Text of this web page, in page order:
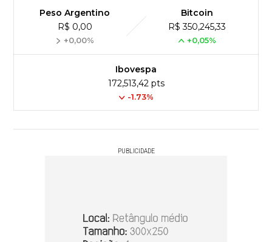
Peso Argentino
R$ 0,00
+0,00%
Bitcoin
R$ 350,245,33
+0,05%
Ibovespa
172,513,42 pts
-1.73%
PUBLICIDADE